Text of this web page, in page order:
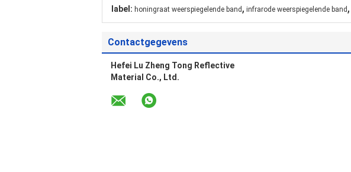
label: honingraat weerspiegelende band , infrarode weerspiegelende band ,
Contactgegevens
Hefei Lu Zheng Tong Reflective
Material Co., Ltd.